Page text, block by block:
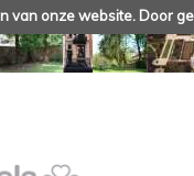
van onze website. Door